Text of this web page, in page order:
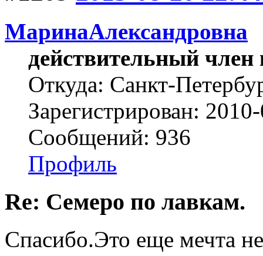
МаринаАлександровна
действительный член
Откуда: Cанкт-
Зарегистрирован:
Сообщений: 936
Профиль
Re: Семеро по лавкам.
Спасибо.Это еще мечта